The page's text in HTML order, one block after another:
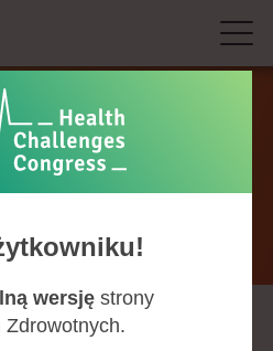
J K L Ł
wersję strony
Zdrowotnych.